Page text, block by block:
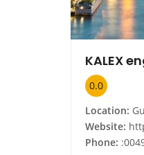
0.0
Location:
Website:
Phone: